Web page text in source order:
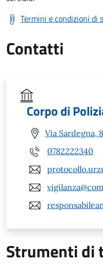
Termini e condizioni di
Contatti
Corpo di
Via Sardegna,
0782222340
Strumenti di